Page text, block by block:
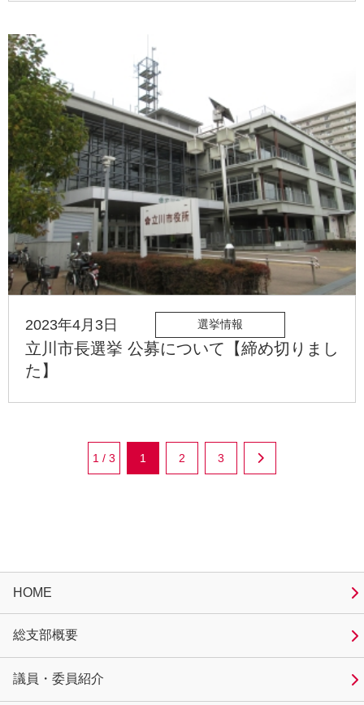
2023年4月3日 選挙情報
立川市長選挙 公募について【締め切りまし
た】
1 / 3 1 2 3
HOME
総支部概要
議員・委員紹介